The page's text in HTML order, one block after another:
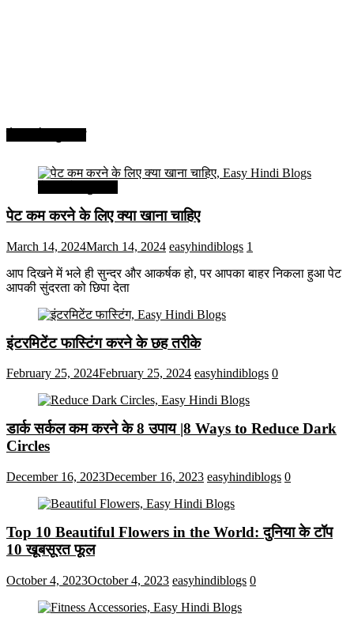
पेट कम करने के लिए क्या खाना चाहिए
March 14, 2024March 14, 2024 easyhindiblogs 1
आप दिखने में भले ही सुन्दर और आकर्षक हो, पर आपका बाहर निकला हुआ पेट
आपकी सुंदरता को छिपा देता
इंटरमिटेंट फास्टिंग करने के छह तरीके
February 25, 2024February 25, 2024 easyhindiblogs 0
डार्क सर्कल कम करने के 8 उपाय |8 Ways to Reduce Dark
Circles
December 16, 2023December 16, 2023 easyhindiblogs 0
Top 10 Beautiful Flowers in the World: दुनिया के टॉप
10 खूबसूरत फूल
October 4, 2023October 4, 2023 easyhindiblogs 0